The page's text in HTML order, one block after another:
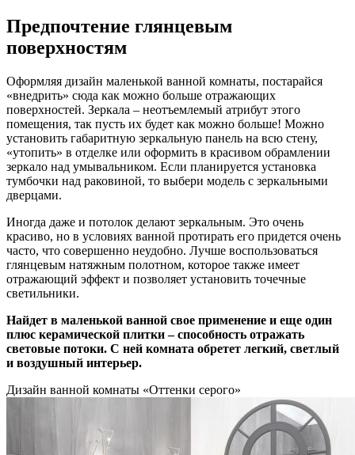
Предпочтение глянцевым
поверхностям
Оформляя дизайн маленькой ванной комнаты, постарайся
«внедрить» сюда как можно больше отражающих
поверхностей. Зеркала – неотъемлемый атрибут этого
помещения, так пусть их будет как можно больше! Можно
установить габаритную зеркальную панель на всю стену,
«утопить» в отделке или оформить в красивом обрамлении
зеркало над умывальником. Если планируется установка
тумбочки над раковиной, то выбери модель с зеркальными
дверцами.
Иногда даже и потолок делают зеркальным. Это очень
красиво, но в условиях ванной протирать его придется очень
часто, что совершенно неудобно. Лучше воспользоваться
глянцевым натяжным полотном, которое также имеет
отражающий эффект и позволяет установить точечные
светильники.
Найдет в маленькой ванной свое применение и еще один
плюс керамической плитки – способность отражать
световые потоки. С ней комната обретет легкий, светлый
и воздушный интерьер.
Дизайн ванной комнаты «Оттенки серого»